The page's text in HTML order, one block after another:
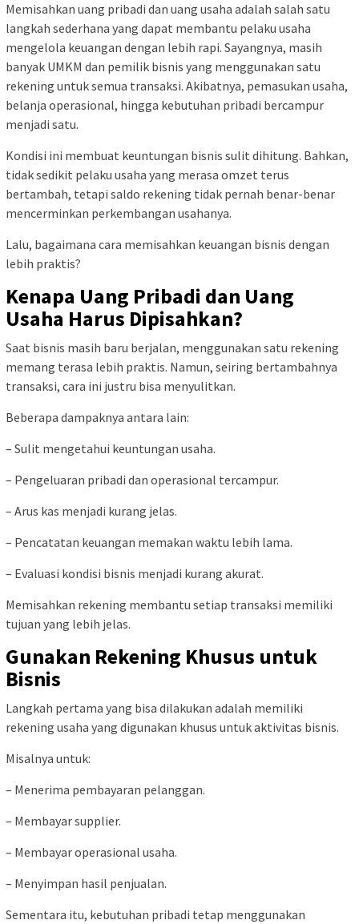
Memisahkan uang pribadi dan uang usaha adalah salah satu
langkah sederhana yang dapat membantu pelaku usaha
mengelola keuangan dengan lebih rapi. Sayangnya, masih
banyak UMKM dan pemilik bisnis yang menggunakan satu
rekening untuk semua transaksi. Akibatnya, pemasukan usaha,
belanja operasional, hingga kebutuhan pribadi bercampur
menjadi satu.
Kondisi ini membuat keuntungan bisnis sulit dihitung. Bahkan,
tidak sedikit pelaku usaha yang merasa omzet terus
bertambah, tetapi saldo rekening tidak pernah benar-benar
mencerminkan perkembangan usahanya.
Lalu, bagaimana cara memisahkan keuangan bisnis dengan
lebih praktis?
Kenapa Uang Pribadi dan Uang
Usaha Harus Dipisahkan?
Saat bisnis masih baru berjalan, menggunakan satu rekening
memang terasa lebih praktis. Namun, seiring bertambahnya
transaksi, cara ini justru bisa menyulitkan.
Beberapa dampaknya antara lain:
– Sulit mengetahui keuntungan usaha.
– Pengeluaran pribadi dan operasional tercampur.
– Arus kas menjadi kurang jelas.
– Pencatatan keuangan memakan waktu lebih lama.
– Evaluasi kondisi bisnis menjadi kurang akurat.
Memisahkan rekening membantu setiap transaksi memiliki
tujuan yang lebih jelas.
Gunakan Rekening Khusus untuk
Bisnis
Langkah pertama yang bisa dilakukan adalah memiliki
rekening usaha yang digunakan khusus untuk aktivitas bisnis.
Misalnya untuk:
– Menerima pembayaran pelanggan.
– Membayar supplier.
– Membayar operasional usaha.
– Menyimpan hasil penjualan.
Sementara itu, kebutuhan pribadi tetap menggunakan